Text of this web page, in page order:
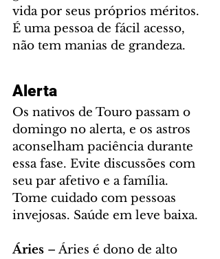
vida por seus próprios méritos.
É uma pessoa de fácil acesso,
não tem manias de grandeza.
Alerta
Os nativos de Touro passam o
domingo no alerta, e os astros
aconselham paciência durante
essa fase. Evite discussões com
seu par afetivo e a família.
Tome cuidado com pessoas
invejosas. Saúde em leve baixa.
Áries – Áries é dono de alto